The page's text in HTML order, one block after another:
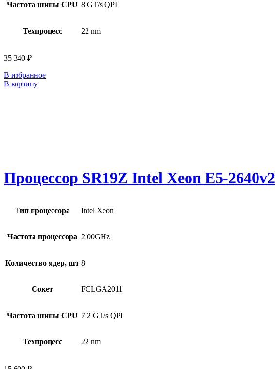
Частота шины CPU 8 GT/s QPI
Техпроцесс 22 nm
35 340 ₽
В избранное
В корзину
Процессор SR19Z Intel Xeon E5-2640v2
Тип процессора Intel Xeon
Частота процессора 2.00GHz
Количество ядер, шт 8
Сокет FCLGA2011
Частота шины CPU 7.2 GT/s QPI
Техпроцесс 22 nm